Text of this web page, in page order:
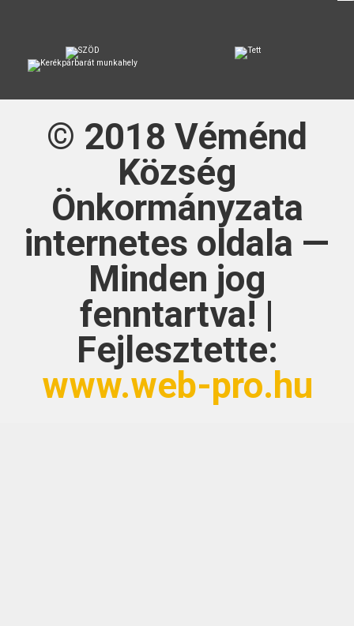
© 2018 Véménd
Község
Önkormányzata
internetes oldala —
Minden jog
fenntartva! |
Fejlesztette:
www.web-pro.hu